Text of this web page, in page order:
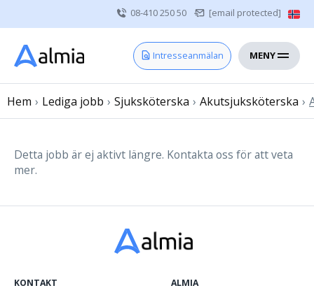
08-410 250 50 [email protected]
Intresseanmälan MENY
Hem
Vårdgivare
Om oss
Sjuksköterska
Läkare
Hem › Lediga jobb › Sjuksköterska › Akutsjuksköterska ›
Detta jobb är ej aktivt längre. Kontakta oss för att veta
mer.
KONTAKT ALMIA